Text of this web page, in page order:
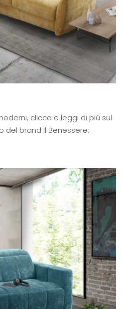
clicca e leggi di più sul
del brand Il Benessere.